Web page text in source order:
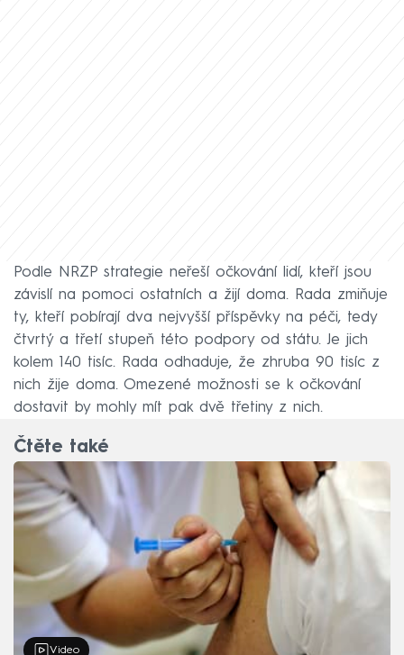
Podle NRZP strategie neřeší očkování lidí, kteří jsou
závislí na pomoci ostatních a žijí doma. Rada zmiňuje
ty, kteří pobírají dva nejvyšší příspěvky na péči, tedy
čtvrtý a třetí stupeň této podpory od státu. Je jich
kolem 140 tisíc. Rada odhaduje, že zhruba 90 tisíc z
nich žije doma. Omezené možnosti se k očkování
dostavit by mohly mít pak dvě třetiny z nich.
Čtěte také
Video